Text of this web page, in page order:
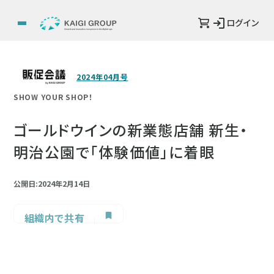
ログイン
2024年04月号
SHOW YOUR SHOP！
ゴールドウインの新業態店舗 新生・
明治公園で「体験価値」に着眼
公開日:2024年2月14日
組織内で共有